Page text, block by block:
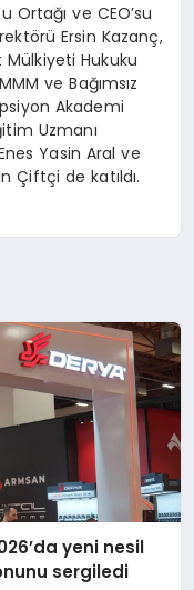
Ortağı ve CEO’su
Ersin Kazanç,
Hukuku
ve Bağımsız
Akademi
Uzmanı
Yasin Aral ve
Çiftçi de katıldı.
yeni nesil
sergiledi